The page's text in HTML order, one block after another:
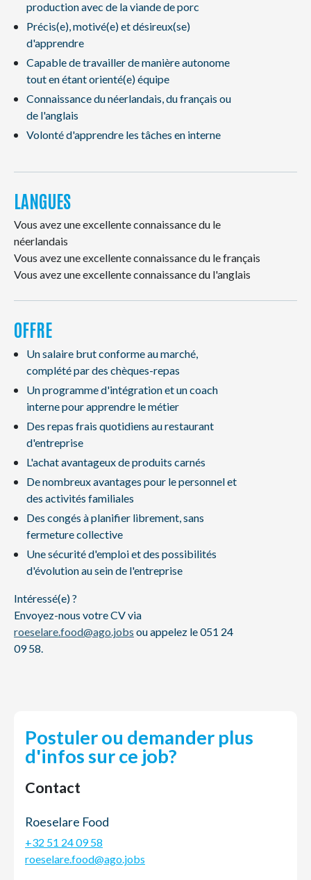
production avec de la viande de porc
Précis(e), motivé(e) et désireux(se)
d'apprendre
Capable de travailler de manière autonome
tout en étant orienté(e) équipe
Connaissance du néerlandais, du français ou
de l'anglais
Volonté d'apprendre les tâches en interne
LANGUES
Vous avez une excellente connaissance du le
néerlandais
Vous avez une excellente connaissance du le français
Vous avez une excellente connaissance du l'anglais
OFFRE
Un salaire brut conforme au marché,
complété par des chèques-repas
Un programme d'intégration et un coach
interne pour apprendre le métier
Des repas frais quotidiens au restaurant
d'entreprise
L'achat avantageux de produits carnés
De nombreux avantages pour le personnel et
des activités familiales
Des congés à planifier librement, sans
fermeture collective
Une sécurité d'emploi et des possibilités
d'évolution au sein de l'entreprise
Intéressé(e) ?
Envoyez-nous votre CV via
roeselare.food@ago.jobs ou appelez le 051 24
09 58.
Postuler ou demander plus
d'infos sur ce job?
Contact
Roeselare Food
+32 51 24 09 58
roeselare.food@ago.jobs